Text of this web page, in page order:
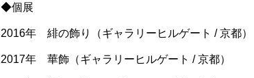
◆個展
2016年 緋の飾り（ギャラリーヒルゲート / 京都）
2017年 華飾（ギャラリーヒルゲート / 京都）